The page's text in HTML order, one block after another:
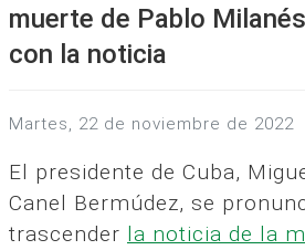
muerte de Pablo
con la noticia
martes, 22 de noviembre de 2022
El presidente de Cuba,
Canel Bermúdez, se
trascender la noticia de la